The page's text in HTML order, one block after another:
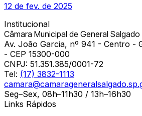
12 de fev. de 2025
Institucional
Câmara Municipal de General Salgado
Av. João Garcia, nº 941 - Centro -
- CEP 15300-000
CNPJ: 51.351.385/0001-72
Tel: (17) 3832-1113
Seg–Sex, 08h–11h30 / 13h–16h30
Links Rápidos